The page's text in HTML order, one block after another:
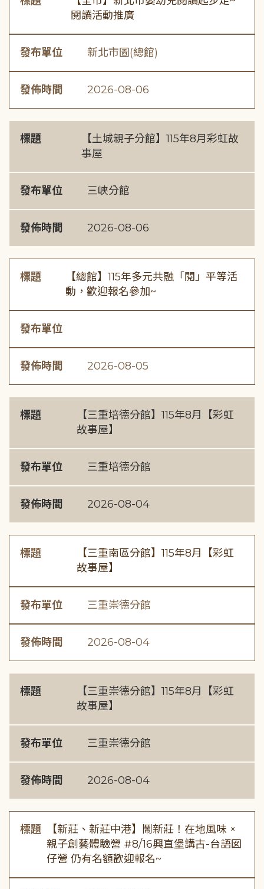
閱讀活動推廣
發布單位 新北市圖(總館)
發佈時間 2026-08-06
標題
【土城親子分館】115年8月彩虹故
事屋
發布單位 三峽分館
發佈時間 2026-08-06
標題
【總館】115年多元共融「閱」平等活
動，歡迎報名參加~
發布單位
發佈時間 2026-08-05
標題
【三重培德分館】115年8月【彩虹
故事屋】
發布單位 三重培德分館
發佈時間 2026-08-04
標題
【三重南區分館】115年8月【彩虹
故事屋】
發布單位 三重崇德分館
發佈時間 2026-08-04
標題
【三重崇德分館】115年8月【彩虹
故事屋】
發布單位 三重崇德分館
發佈時間 2026-08-04
標題
【新莊、新莊中港】鬧新莊！在地風味 ×
親子創藝體驗營 #8/16興直堡講古-台語囡
仔營 仍有名額歡迎報名~